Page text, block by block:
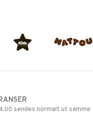
sendes normalt ut samme